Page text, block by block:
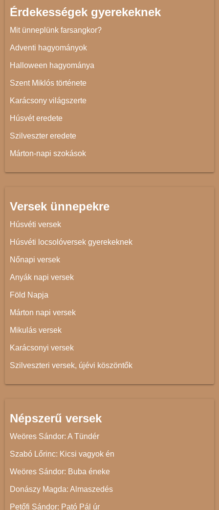
Érdekességek gyerekeknek
Mit ünneplünk farsangkor?
Adventi hagyományok
Halloween hagyománya
Szent Miklós története
Karácsony világszerte
Húsvét eredete
Szilveszter eredete
Márton-napi szokások
Versek ünnepekre
Húsvéti versek
Húsvéti locsolóversek gyerekeknek
Nőnapi versek
Anyák napi versek
Föld Napja
Márton napi versek
Mikulás versek
Karácsonyi versek
Szilveszteri versek, újévi köszöntők
Népszerű versek
Weöres Sándor: A Tündér
Szabó Lőrinc: Kicsi vagyok én
Weöres Sándor: Buba éneke
Donászy Magda: Almaszedés
Petőfi Sándor: Pató Pál úr